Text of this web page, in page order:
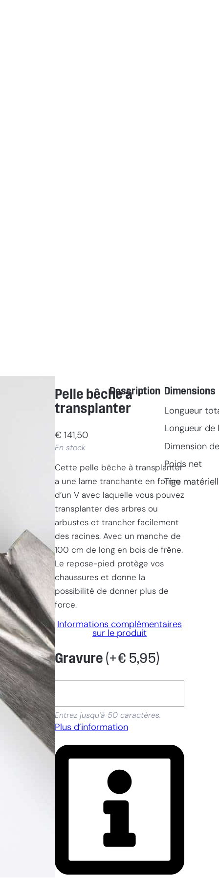
Pelle bêche à
transplanter
€ 141,50
En stock
Cette pelle bêche à transplanter
a une lame tranchante en forme
d’un V avec laquelle vous pouvez
transplanter des arbres ou
arbustes et trancher facilement
des racines. Avec un manche de
100 cm de long en bois de frêne.
Le repose-pied protège vos
chaussures et donne la
possibilité de donner plus de
force.
Informations complémentaires
sur le produit
Gravure (+€ 5,95)
Entrez jusqu’à 50 caractères.
Plus d’information
Description Dimensions
Longueur
Longueur de
Dimension
Poids net
Tige